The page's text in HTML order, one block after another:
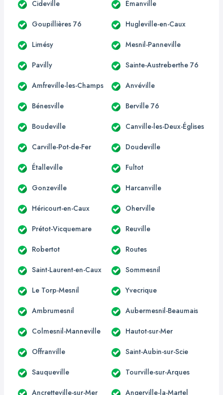
Cideville Émanville
Goupillières 76 Hugleville-en-Caux
Limésy Mesnil-Panneville
Pavilly Sainte-Austreberthe 76
Amfreville-les-Champs Anvéville
Bénesville Berville 76
Boudeville Canville-les-Deux-Églises
Carville-Pot-de-Fer Doudeville
Étalleville Fultot
Gonzeville Harcanville
Héricourt-en-Caux Oherville
Prétot-Vicquemare Reuville
Robertot Routes
Saint-Laurent-en-Caux Sommesnil
Le Torp-Mesnil Yvecrique
Ambrumesnil Aubermesnil-Beaumais
Colmesnil-Manneville Hautot-sur-Mer
Offranville Saint-Aubin-sur-Scie
Sauqueville Tourville-sur-Arques
Ancretteville-sur-Mer Angerville-la-Martel